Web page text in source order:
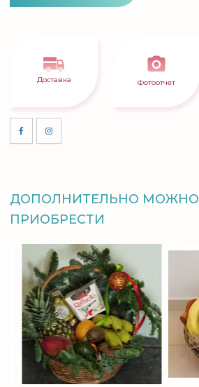
Доставка Фотоотчет
ДОПОЛНИТЕЛЬНО МОЖНО
ПРИОБРЕСТИ